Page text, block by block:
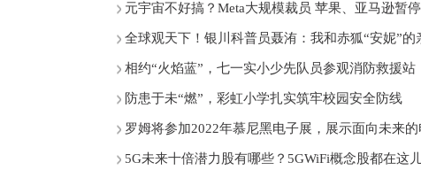
元宇宙不好搞？Meta大规模裁员 苹果、亚马逊暂
全球观天下！银川科普员聂洧：我和赤狐“安妮”的
相约“火焰蓝”，七一实小少先队员参观消防救援站
防患于未“燃”，彩虹小学扎实筑牢校园安全防线
罗姆将参加2022年慕尼黑电子展，展示面向未来
5G未来十倍潜力股有哪些？5GWiFi概念股都在这儿